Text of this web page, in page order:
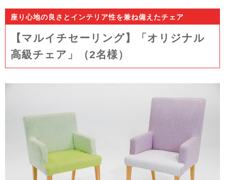
座り心地の良さとインテリア性を兼ね備えたチェア
【マルイチセーリング】「オリジナル
高級チェア」（2名様）